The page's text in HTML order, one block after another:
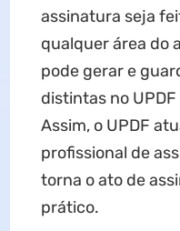
assinatura seja
qualquer área do
pode gerar e
distintas no
Assim, o UPDF
profissional de
torna o ato de
prático.